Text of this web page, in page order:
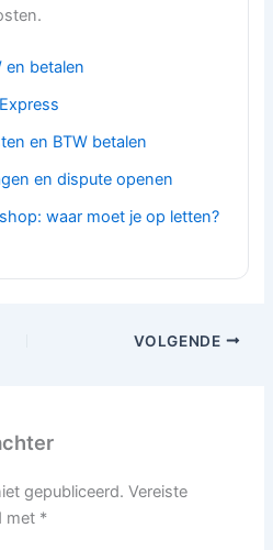
en betalen
en BTW betalen
en dispute openen
waar moet je op letten?
VOLGENDE
gepubliceerd. Vereiste
met *